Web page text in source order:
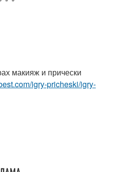
макияж и прически
igry-pricheski/igry-